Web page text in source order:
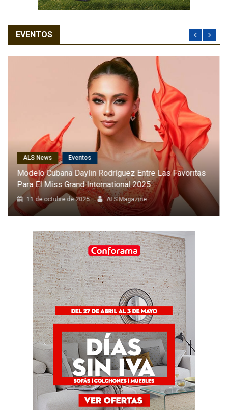
EVENTOS
ALS News Cantantes
Karol G Será La Primera Latina En Cantar En El Desfile
Anual De Victoria’s Secret
8 de octubre de 2025 ALS Magazine